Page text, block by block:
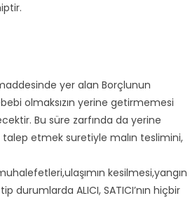
yer alan Borçlunun
olmaksızın yerine getirmemesi
Bu süre zarfında da yerine
etmek suretiyle malın teslimini,
kesilmesi,yangın
ALICI, SATICI’nın hiçbir